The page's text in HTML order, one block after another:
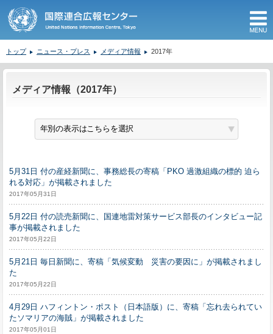
トップ ニュース・プレス メディア情報 2017年
メディア情報（2017年）
5月31日 付の産経新聞に、事務総長の寄稿「PKO 過激組織の標的 迫ら
れる対応」が掲載されました
2017年05月31日
5月22日 付の読売新聞に、国連地雷対策サービス部長のインタビュー記
事が掲載されました
2017年05月22日
5月21日 毎日新聞に、寄稿「気候変動 災害の要因に」が掲載されまし
た
2017年05月22日
4月29日 ハフィントン・ポスト（日本語版）に、寄稿「忘れ去られてい
たソマリアの海賊」が掲載されました
2017年05月01日